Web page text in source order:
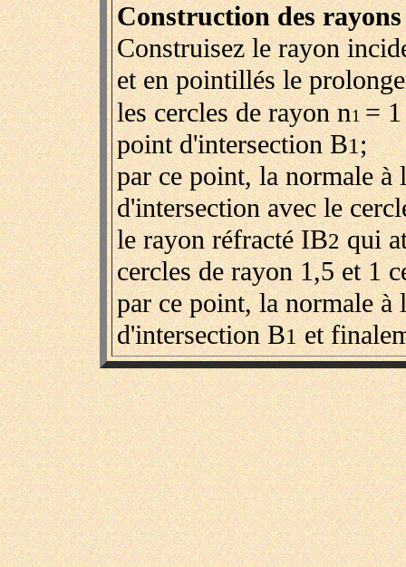
Construction des
Construisez le rayon
et en pointillés le
les cercles de rayonn1=
point d'intersection B1;
par ce point, la normale à
d'intersection avec le
le rayon réfracté IB2qui
cercles de rayon 1,5 et 1
par ce point, la normale à
d'intersection B1et